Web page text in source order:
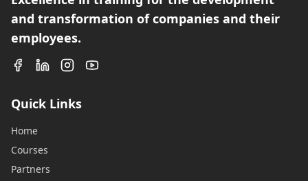
and transformation of companies and their
employees.
Quick Links
Home
Courses
Partners